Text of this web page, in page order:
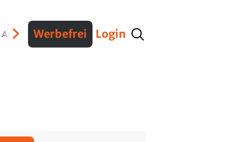
AviationVerteidigungInterviews Fracht
Werbefrei Login